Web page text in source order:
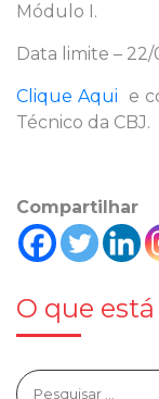
Módulo I.
Data limite –
Clique Aqui
e
Técnico da CBJ.
Compartilhar
O que